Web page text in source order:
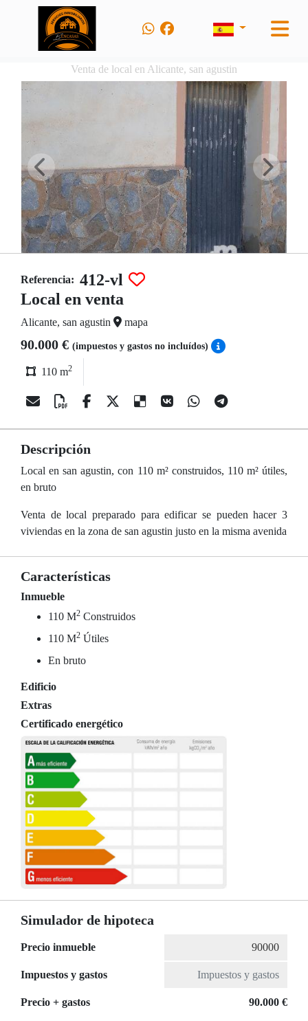
Venta de local en Alicante, san agustin
Referencia: 412-vl
Local en venta
Alicante, san agustin mapa
90.000 € (impuestos y gastos no incluídos)
110 m2
Descripción
Local en san agustin, con 110 m² construidos, 110 m² útiles,
en bruto
Venta de local preparado para edificar se pueden hacer 3
viviendas en la zona de san agustin justo en la misma avenida
Características
Inmueble
110 M2 Construidos
110 M2 Útiles
En bruto
Edificio
Extras
Certificado energético
Simulador de hipoteca
Precio inmueble
Impuestos y gastos
Precio + gastos 90.000 €